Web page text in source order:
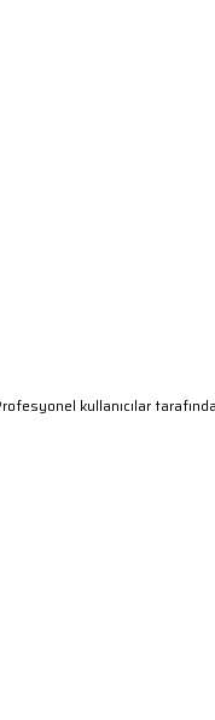
kullanıcılar